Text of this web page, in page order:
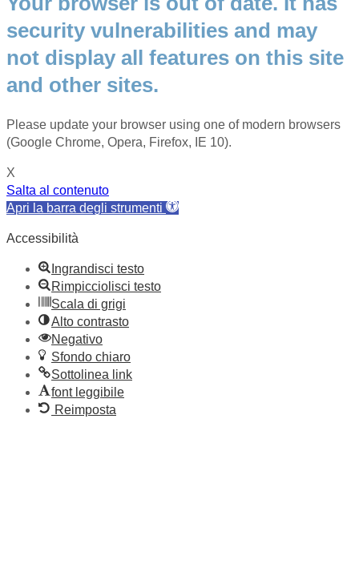
security vulnerabilities and may
not display all features on this site
and other sites.
Please update your browser using one of modern browsers
(Google Chrome, Opera, Firefox, IE 10).
X
Salta al contenuto
Apri la barra degli strumenti
Accessibilità
Ingrandisci testo
Rimpicciolisci testo
Scala di grigi
Alto contrasto
Negativo
Sfondo chiaro
Sottolinea link
font leggibile
Reimposta